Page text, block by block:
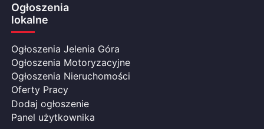
Ogłoszenia
lokalne
Ogłoszenia Jelenia Góra
Ogłoszenia Motoryzacyjne
Ogłoszenia Nieruchomości
Oferty Pracy
Dodaj ogłoszenie
Panel użytkownika